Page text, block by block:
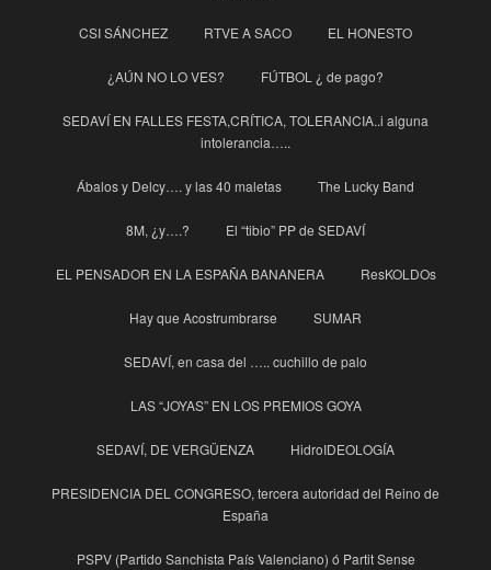
CSI SÁNCHEZ RTVE A SACO EL HONESTO
¿AÚN NO LO VES? FÚTBOL ¿ de pago?
SEDAVÍ EN FALLES FESTA,CRÍTICA, TOLERANCIA..i alguna
intolerancia…..
Ábalos y Delcy…. y las 40 maletas The Lucky Band
8M, ¿y….? El “tibio” PP de SEDAVÍ
EL PENSADOR EN LA ESPAÑA BANANERA ResKOLDOs
Hay que Acostrumbrarse SUMAR
SEDAVÍ, en casa del ….. cuchillo de palo
LAS “JOYAS” EN LOS PREMIOS GOYA
SEDAVÍ, DE VERGÜENZA HidroIDEOLOGÍA
PRESIDENCIA DEL CONGRESO, tercera autoridad del Reino de
España
PSPV (Partido Sanchista País Valenciano) ó Partit Sense